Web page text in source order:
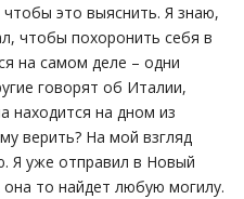
это выяснить. Я знаю,
чтобы похоронить себя в
на самом деле – одни
говорят об Италии,
находится на дном из
верить? На мой взгляд
Я уже отправил в Новый
то найдет любую могилу.